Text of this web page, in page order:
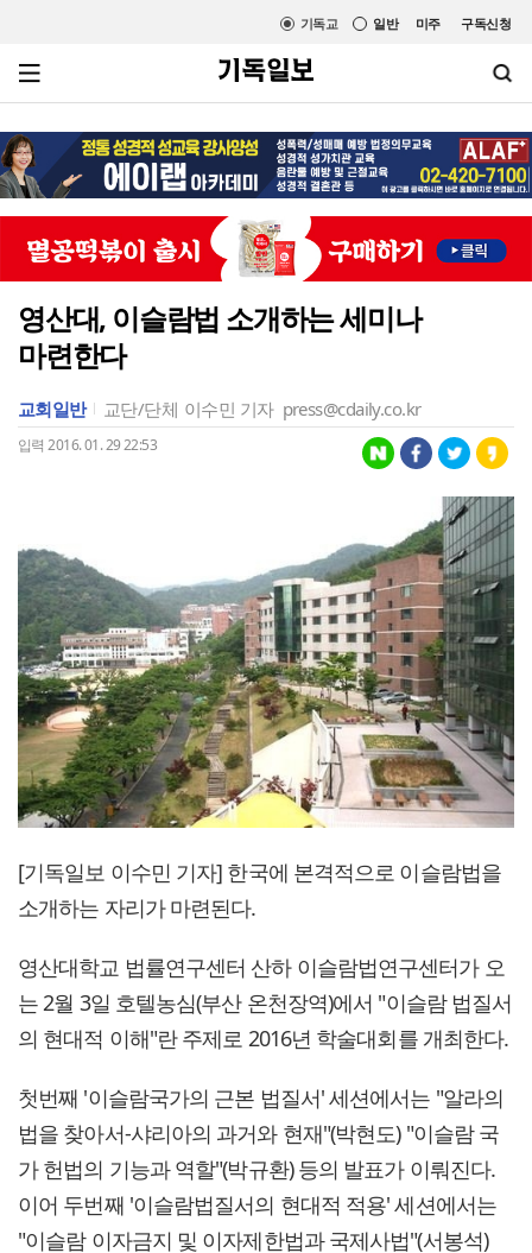
미주 구독신청
일반
기독교
영산대, 이슬람법 소개하는 세미나
마련한다
교회일반 교단/단체 이수민 기자 press@cdaily.co.kr
입력 2016. 01. 29 22:53
[기독일보 이수민 기자] 한국에 본격적으로 이슬람법을
소개하는 자리가 마련된다.
영산대학교 법률연구센터 산하 이슬람법연구센터가 오
는 2월 3일 호텔농심(부산 온천장역)에서 "이슬람 법질서
의 현대적 이해"란 주제로 2016년 학술대회를 개최한다.
첫번째 '이슬람국가의 근본 법질서' 세션에서는 "알라의
법을 찾아서-샤리아의 과거와 현재"(박현도) "이슬람 국
가 헌법의 기능과 역할"(박규환) 등의 발표가 이뤄진다.
이어 두번째 '이슬람법질서의 현대적 적용' 세션에서는
"이슬람 이자금지 및 이자제한법과 국제사법"(서봉석)